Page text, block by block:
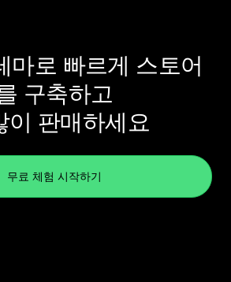
마로 빠르게 스토어
구축하고
이 판매하세요
무료 체험 시작하기